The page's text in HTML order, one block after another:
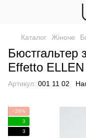
Каталог Жіноче
Effetto
Артикул: 001 11 02
−29%
3
3